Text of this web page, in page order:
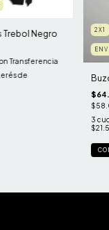
Trebol Negro
Transferencia
de
2X1
3